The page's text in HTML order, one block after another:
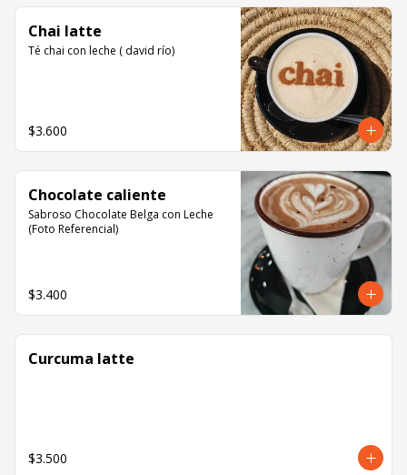
Chai latte
Té chai con leche ( david río)
$3.600
Chocolate caliente
Sabroso Chocolate Belga con Leche
(Foto Referencial)
$3.400
Curcuma latte
$3.500